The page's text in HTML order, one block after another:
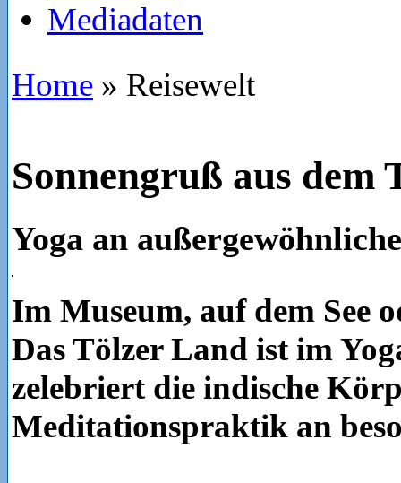
Mediadaten
Home » Reisewelt
Sonnengruß aus dem
Yoga an
Im Museum, auf dem See
Das Tölzer Land ist im
zelebriert die indische
Meditationspraktik an